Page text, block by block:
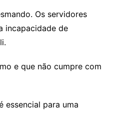
Os servidores
incapacidade de
e que não cumpre com
para uma